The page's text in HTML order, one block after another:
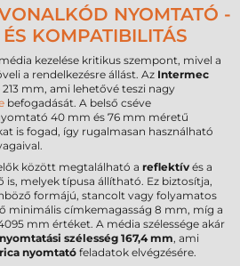
NYOMTATÓ -
KOMPATIBILITÁS
kezelése kritikus szempont, mivel a
a rendelkezésre állást. Az Intermec
mm, ami lehetővé teszi nagy
befogadását. A belső cséve
40 mm és 76 mm méretű
is fogad, így rugalmasan használható
között megtalálható a reflektív és a
is, melyek típusa állítható. Ez biztosítja,
formájú, stancolt vagy folyamatos
minimális címkemagasság 8 mm, míg a
mm értéket. A média szélessége akár
szélesség167,4 mm, ami
nyomtató feladatok elvégzésére.